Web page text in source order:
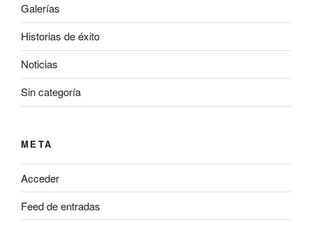
Galerías
Historias de éxito
Noticias
Sin categoría
META
Acceder
Feed de entradas